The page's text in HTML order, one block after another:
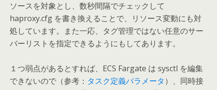
ソースを対象とし、数秒間隔でチェックして
haproxy.cfg を書き換えることで、リソース変動にも対
処しています。また一応、タグ管理ではない任意のサー
バーリストを指定できるようにもしてあります。
１つ弱点があるとすれば、ECS Fargate は sysctl を編集
できないので（参考： タスク定義パラメータ）、同時接